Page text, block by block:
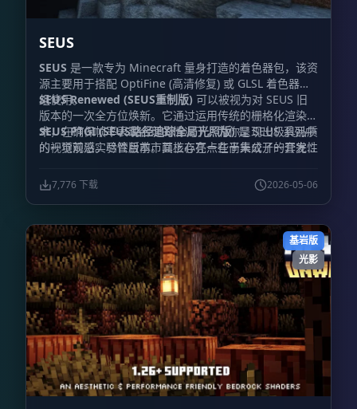
SEUS
SEUS 是一款专为 Minecraft 量身打造的着色器包，该资
源主要用于搭配 OptiFine (高清修复) 或 GLSL 着色器模
组使用。
SEUS Renewed (SEUS重制版) 可以被视为对 SEUS 旧
版本的一次全方位焕新。它通过运用传统的栅格化渲染技
术，在确保帧率表现合理的情况下，为你呈现出极具品质
的视觉观感。尽管目前市面上存在一些尚未公开的开发性
PTGI 的迭代升级上。
SEUS PTGI (SEUS路径追踪全局光照版)是 SEUS 系列中
的一项前沿实验性版本。其核心亮点在于集成了一套完全
是，运行它并不强制要求
玩家必须拥有 RTX 系列显卡。
项目名称中的 “PTGI” 全称为 “Path Traced Global
招牌特性，同时还涵盖了基于路径追踪的反射效果。
7,776 下载 2026-05-06
基岩版
光影